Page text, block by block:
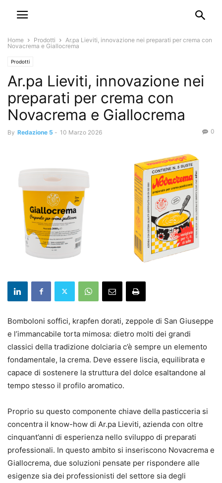
Home Prodotti
Ar.pa Lieviti, innovazione nei preparati per crema con
Novacrema e Giallocrema
Prodotti
Ar.pa Lieviti, innovazione nei
preparati per crema con
Novacrema e Giallocrema
By Redazione 5 - 10 Marzo 2026 0
Bomboloni soffici, krapfen dorati, zeppole di San Giuseppe
e l’immancabile torta mimosa: dietro molti dei grandi
classici della tradizione dolciaria c’è sempre un elemento
fondamentale, la crema. Deve essere liscia, equilibrata e
capace di sostenere la struttura del dolce esaltandone al
tempo stesso il profilo aromatico.
Proprio su questo componente chiave della pasticceria si
concentra il know-how di Ar.pa Lieviti, azienda con oltre
cinquant’anni di esperienza nello sviluppo di preparati
professionali. In questo ambito si inseriscono Novacrema e
Giallocrema, due soluzioni pensate per rispondere alle
esigenze sia dei professionisti del settore sia degli